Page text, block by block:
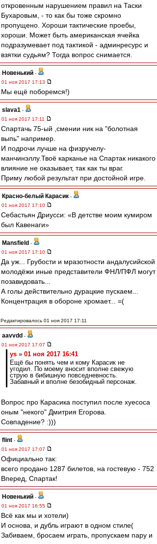
откровенным нарушением правил на Таски
Бухаровым, - то как бы тоже скромно
пропущено. Хороши тактические проебы,
хороши. Может быть американская ячейка
подразумевает под тактикой - админресурс и
взятки судьям? Тогда вопрос снимается.
Новенький -
01 ноя 2017 17:13
Мы ещё поборемся!)
slava1 -
01 ноя 2017 17:11
Спартачь 75-ый ,смении ник на "болотная
выпь" например.
И подрочи лучше на физручелу-
манчинэллу.Твоё карканье на Спартак никакого
влияние не оказывает, так как ты враг.
Приму любой результат при достойной игре.
Красно-белый Карасик -
01 ноя 2017 17:10
Себастьян Дриусси: «В детстве моим кумиром
был Кавенаги»
Mansfield -
01 ноя 2017 17:10
Да уж... Грубости и мразотности андалусийской
молодёжи иные представители ФНЛ/ПФЛ могут
позавидовать...
А голы действительно дурацкие пускаем...
Концентрация в обороне хромает... =(
Редактировалось 01 ноя 2017 17:11
aavvdd -
01 ноя 2017 17:07
ys » 01 ноя 2017 16:41
Ещё бы понять чем и кому Карасик не
угодил. По моему вносит вполне свежую
струю в бибишную повседневность.
Забавный и вполне безобидный персонаж.
Вопрос про Карасика поступил после хуесоса
оным "некого" Дмитрия Егорова.
Совпадение? :)))
flint -
01 ноя 2017 17:07
Официально так:
всего продано 1287 билетов, на гостевую - 752
Вперед, Спартак!
Новенький -
01 ноя 2017 16:55
Всё как мы и хотели)
И основа, и дубль играют в одном стиле(
Забиваем, бросаем играть, пропускаем пару и